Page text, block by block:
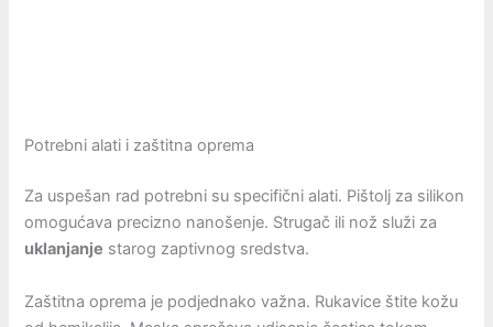
Potrebni alati i zaštitna oprema
Za uspešan rad potrebni su specifični alati. Pištolj za silikon
omogućava precizno nanošenje. Strugač ili nož služi za
uklanjanje starog zaptivnog sredstva.
Zaštitna oprema je podjednako važna. Rukavice štite kožu